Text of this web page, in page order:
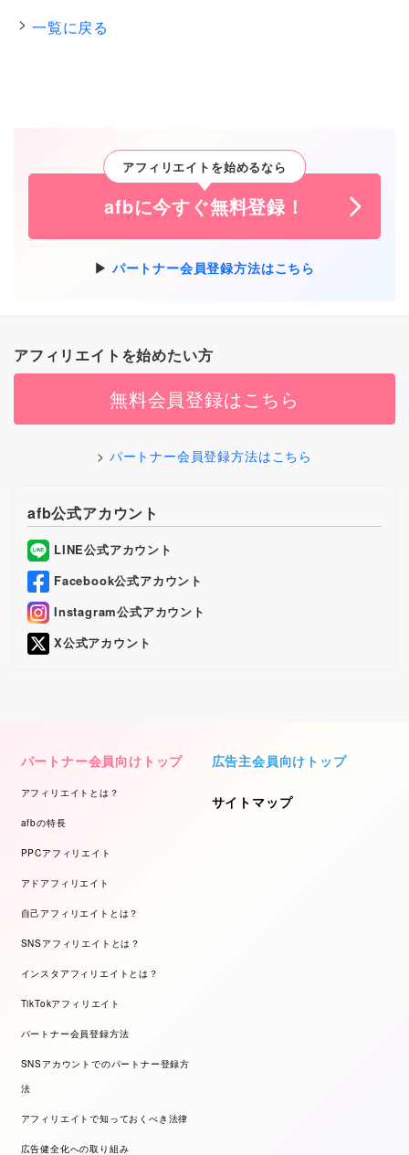
一覧に戻る
アフィリエイトを始めるなら
afbに今すぐ無料登録！
パートナー会員登録方法はこちら
アフィリエイトを始めたい方
無料会員登録はこちら
パートナー会員登録方法はこちら
afb公式アカウント
LINE公式アカウント
Facebook公式アカウント
Instagram公式アカウント
X公式アカウント
パートナー会員向けトップ
アフィリエイトとは？
afbの特長
PPCアフィリエイト
アドアフィリエイト
自己アフィリエイトとは？
SNSアフィリエイトとは？
インスタアフィリエイトとは？
TikTokアフィリエイト
パートナー会員登録方法
SNSアカウントでのパートナー登録方
法
アフィリエイトで知っておくべき法律
広告健全化への取り組み
広告主会員向けトップ
サイトマップ